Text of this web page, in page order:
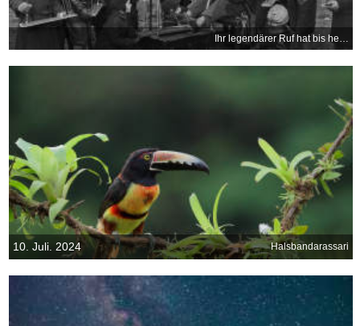
Ihr legendärer Ruf hat bis heute Bestand
10. Juli. 2024 Halsbandarassari